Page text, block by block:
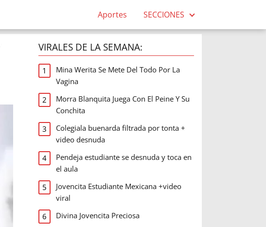
Aportes SECCIONES
VIRALES DE LA SEMANA:
Mina Werita Se Mete Del Todo Por La
Vagina
Morra Blanquita Juega Con El Peine Y Su
Conchita
Colegiala buenarda filtrada por tonta +
video desnuda
Pendeja estudiante se desnuda y toca en
el aula
Jovencita Estudiante Mexicana +video
viral
Divina Jovencita Preciosa